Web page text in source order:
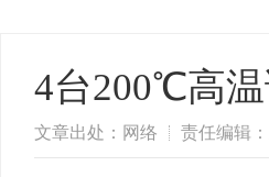
4台200℃高
文章出处：网络 责任编辑